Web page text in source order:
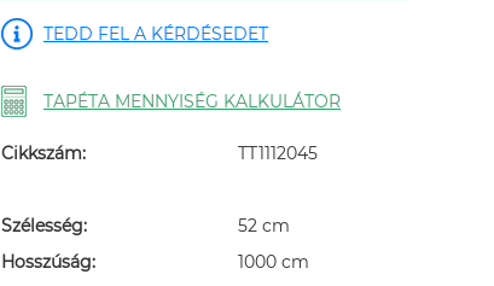
TEDD FEL A KÉRDÉSEDET
TAPÉTA MENNYISÉG KALKULÁTOR
Cikkszám: TT1112045
Szélesség:
52 cm
Hosszúság:
1000 cm